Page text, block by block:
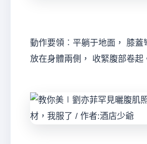
動作要領︰平躺于地面， 膝蓋
放在身體兩側， 收緊腹部卷起